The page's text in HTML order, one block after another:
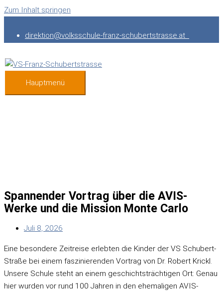
Zum Inhalt springen
direktion@volksschule-franz-schubertstrasse.at
Hauptmenü
Spannender Vortrag über die AVIS-
Werke und die Mission Monte Carlo
Juli 8, 2026
Eine besondere Zeitreise erlebten die Kinder der VS Schubert-
Straße bei einem faszinierenden Vortrag von Dr. Robert Krickl.
Unsere Schule steht an einem geschichtsträchtigen Ort: Genau
hier wurden vor rund 100 Jahren in den ehemaligen AVIS-